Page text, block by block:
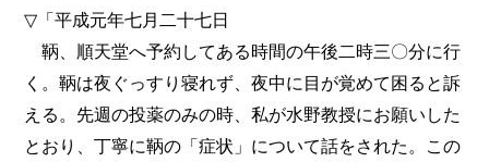
▽「平成元年七月二十七日
鞆、順天堂へ予約してある時間の午後二時三〇分に行
く。鞆は夜ぐっすり寝れず、夜中に目が覚めて困ると訴
える。先週の投薬のみの時、私が水野教授にお願いした
とおり、丁寧に鞆の「症状」について話をされた。この